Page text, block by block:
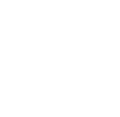
appréciés